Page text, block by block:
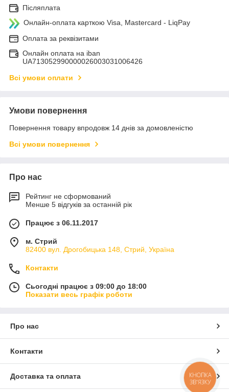
Післяплата
Онлайн-оплата карткою Visa, Mastercard - LiqPay
Оплата за реквізитами
Онлайн оплата на iban
UA713052990000026003031006426
Всі умови оплати
Умови повернення
Повернення товару впродовж 14 днів за домовленістю
Всі умови повернення
Про нас
Рейтинг не сформований
Менше 5 відгуків за останній рік
Працює з 06.11.2017
м. Стрий
82400 вул. Дрогобицька 148, Стрий, Україна
Контакти
Сьогодні працює з 09:00 до 18:00
Показати весь графік роботи
Про нас
Контакти
Доставка та оплата
КНОПКА
ЗВ'ЯЗКУ